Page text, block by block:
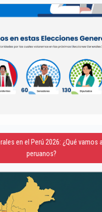
en el Perú 2026: ¿Qué vamos
peruanos?